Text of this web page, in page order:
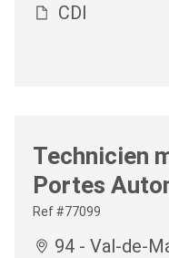
CDI
Technicien
Portes
Ref #77099
94 - Val-de-